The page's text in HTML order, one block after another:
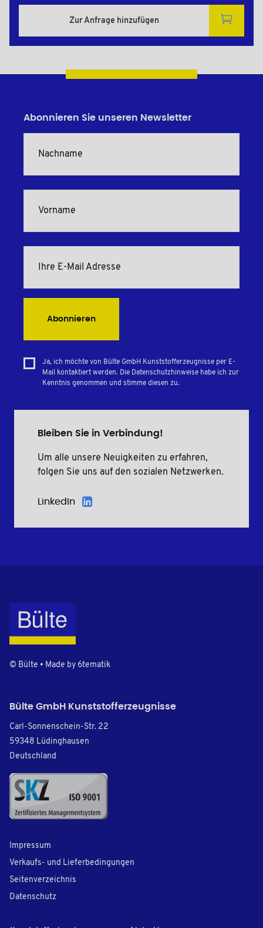
Zur Anfrage hinzufügen
Abonnieren Sie unseren Newsletter
Abonnieren
Ja, ich möchte von Bülte GmbH Kunststofferzeugnisse per E-
Mail kontaktiert werden. Die Datenschutzhinweise habe ich zur
Kenntnis genommen und stimme diesen zu.
Bleiben Sie in Verbindung!
Um alle unsere Neuigkeiten zu erfahren,
folgen Sie uns auf den sozialen Netzwerken.
LinkedIn
© Bülte • Made by 6tematik
Bülte GmbH Kunststofferzeugnisse
Carl-Sonnenschein-Str. 22
59348 Lüdinghausen
Deutschland
Impressum
Verkaufs- und Lieferbedingungen
Seitenverzeichnis
Datenschutz